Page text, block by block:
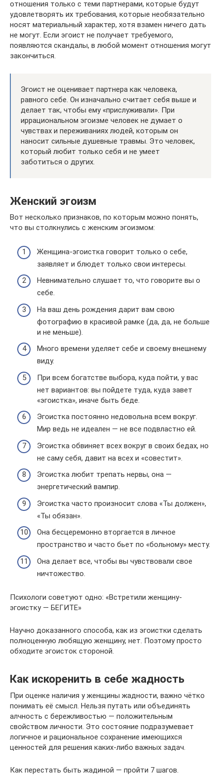
отношения только с теми партнерами, которые будут
удовлетворять их требования, которые необязательно
носят материальный характер, хотя взамен ничего дать
не могут. Если эгоист не получает требуемого,
появляются скандалы, в любой момент отношения могут
закончиться.
Эгоист не оценивает партнера как человека,
равного себе. Он изначально считает себя выше и
делает так, чтобы ему «прислуживали». При
иррациональном эгоизме человек не думает о
чувствах и переживаниях людей, которым он
наносит сильные душевные травмы. Это человек,
который любит только себя и не умеет
заботиться о других.
Женский эгоизм
Вот несколько признаков, по которым можно понять,
что вы столкнулись с женским эгоизмом:
Женщина-эгоистка говорит только о себе,
заявляет и блюдет только свои интересы.
Невнимательно слушает то, что говорите вы о
себе.
На ваш день рождения дарит вам свою
фотографию в красивой рамке (да, да, не больше
и не меньше).
Много времени уделяет себе и своему внешнему
виду.
При всем богатстве выбора, куда пойти, у вас
нет вариантов: вы пойдете туда, куда завет
«эгоистка», иначе быть беде.
Эгоистка постоянно недовольна всем вокруг.
Мир ведь не идеален — не все подвластно ей.
Эгоистка обвиняет всех вокруг в своих бедах, но
не саму себя, давит на всех и «совестит».
Эгоистка любит трепать нервы, она —
энергетический вампир.
Эгоистка часто произносит слова «Ты должен»,
«Ты обязан».
Она бесцеремонно вторгается в личное
пространство и часто бьет по «больному» месту.
Она делает все, чтобы вы чувствовали свое
ничтожество.
Психологи советуют одно: «Встретили женщину-
эгоистку — БЕГИТЕ»
Научно доказанного способа, как из эгоистки сделать
полноценную любящую женщину, нет. Поэтому просто
обходите эгоисток стороной.
Как искоренить в себе жадность
При оценке наличия у женщины жадности, важно чётко
понимать её смысл. Нельзя путать или объединять
алчность с бережливостью — положительным
свойством личности. Это состояние подразумевает
логичное и рациональное сохранение имеющихся
ценностей для решения каких-либо важных задач.
Как перестать быть жадиной — пройти 7 шагов.